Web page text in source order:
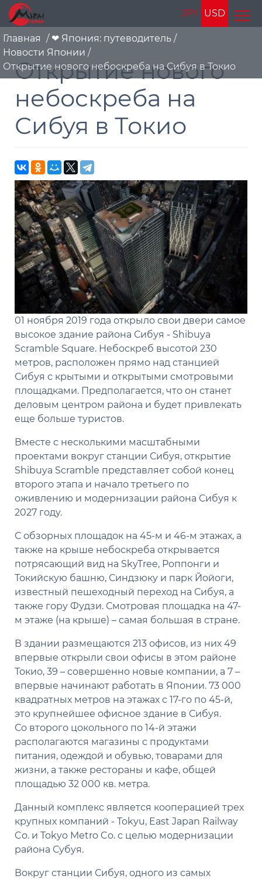
JPY USD
Главная / ❤ Япония: путеводитель /
Новости Японии /
Открытие нового небоскреба на Сибуя в Токио
Открытие нового
небоскреба на
Сибуя в Токио
01 ноября 2019 года открыло свои двери самое
высокое здание района Сибуя - Shibuya
Scramble Square. Небоскреб высотой 230
метров, расположен прямо над станцией
Сибуя с крытыми и открытыми смотровыми
площадками. Предполагается, что он станет
деловым центром района и будет привлекать
еще больше туристов.
Вместе с несколькими масштабными
проектами вокруг станции Сибуя, открытие
Shibuya Scramble представляет собой конец
второго этапа и начало третьего по
оживлению и модернизации района Сибуя к
2027 году.
С обзорных площадок на 45-м и 46-м этажах, а
также на крыше небоскреба открывается
потрясающий вид на SkyTree, Роппонги и
Токийскую башню, Синдзюку и парк Йойоги,
известный пешеходный переход на Сибуя, а
также гору Фудзи. Смотровая площадка на 47-
м этаже (на крыше) – самая большая в стране.
В здании размещаются 213 офисов, из них 49
впервые открыли свои офисы в этом районе
Токио, 39 – совершенно новые компании, а 7 –
впервые начинают работать в Японии. 73 000
квадратных метров на этажах с 17-го по 45-й,
это крупнейшее офисное здание в Сибуя.
Со второго цокольного по 14-й этажи
располагаются магазины с продуктами
питания, одеждой и обувью, товарами для
жизни, а также рестораны и кафе, общей
площадью 32 000 кв. метра.
Данный комплекс является кооперацией трех
крупных компаний - Tokyu, East Japan Railway
Co. и Tokyo Metro Co. с целью модернизации
района Субуя.
Вокруг станции Сибуя, одного из самых